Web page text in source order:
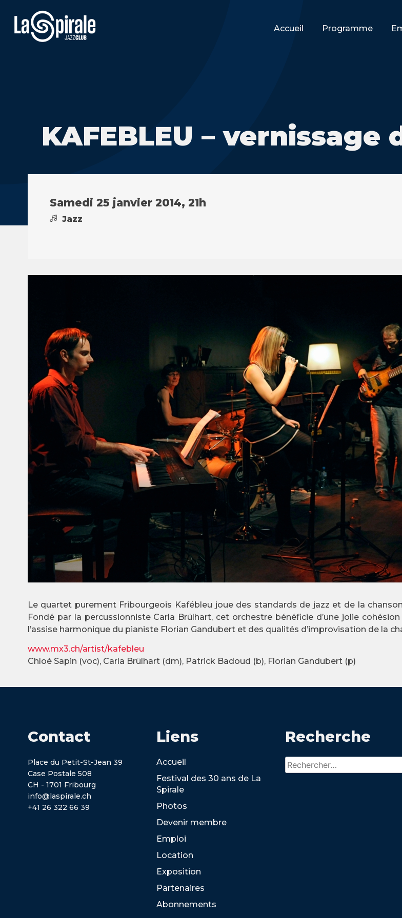
Accueil Programme
KAFEBLEU – vernissage
Samedi 25 janvier 2014, 21h
Jazz
Le quartet purement Fribourgeois Kafébleu joue des standards de jazz et de la
Fondé par la percussionniste Carla Brülhart, cet orchestre bénéficie d’une jolie
l’assise harmonique du pianiste Florian Gandubert et des qualités d’improvisation de la
www.mx3.ch/artist/kafebleu
Chloé Sapin (voc), Carla Brülhart (dm), Patrick Badoud (b), Florian Gandubert (p)
Contact
Place du Petit-St-Jean 39
Case Postale 508
CH - 1701 Fribourg
info@laspirale.ch
+41 26 322 66 39
Liens
Accueil
Festival des 30 ans de La
Spirale
Photos
Devenir membre
Emploi
Location
Exposition
Partenaires
Abonnements
Recherche
Rechercher :